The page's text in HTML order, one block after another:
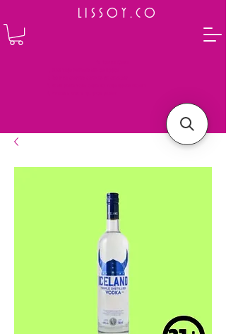
L I S S O Y . C O